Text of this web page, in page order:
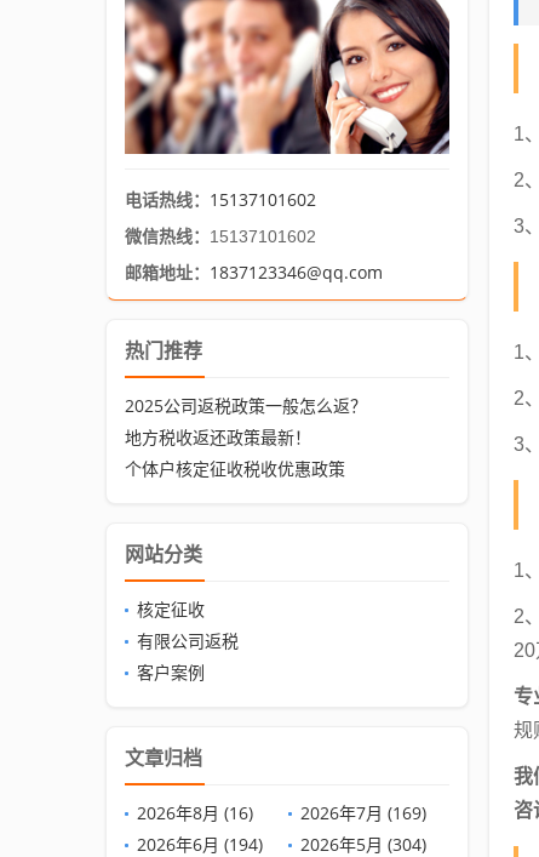
1
2
3
1
2
3
1
2
20
专
规
我
咨
电话热线： 15137101602
微信热线： 15137101602
邮箱地址： 1837123346@qq.com
热门推荐
2025公司返税政策一般怎么返？
地方税收返还政策最新！
个体户核定征收税收优惠政策
网站分类
核定征收
有限公司返税
客户案例
文章归档
2026年8月 (16)
2026年7月 (169)
2026年6月 (194)
2026年5月 (304)